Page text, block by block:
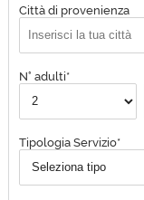
Città di provenienza
N° adulti*
Tipologia Servizio*